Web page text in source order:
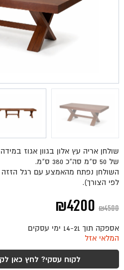
של 50 ס"מ סה"כ 380 ס"מ.
השולחן נפתח מהאמצע עם רגל
לפי הצורך).
₪4500
המחיר
המקורי
היה:
₪4500.
₪4200
הנוכחי
₪4200.
אספקה תוך 14-21 ימי עסקים
המלאי אזל
לקוח עסקי? לחץ כאן